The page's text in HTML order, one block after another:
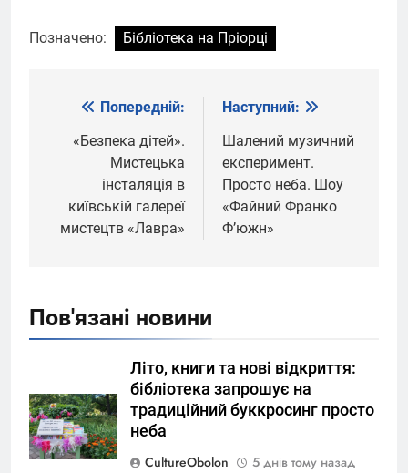
Позначено: Бібліотека на Пріорці
Навігація
записів
Попередній:
«Безпека дітей».
Мистецька
інсталяція в
київській галереї
мистецтв «Лавра»
Наступний:
Шалений музичний
експеримент.
Просто неба. Шоу
«Файний Франко
Ф’южн»
Пов'язані новини
Літо, книги та нові відкриття:
бібліотека запрошує на
традиційний буккросинг просто
неба
CultureObolon
5 днів тому назад